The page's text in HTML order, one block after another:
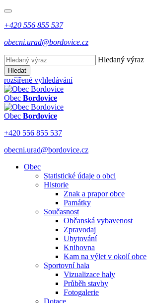
+420 556 855 537
obecni.urad@bordovice.cz
Hledaný výraz
Hledat
rozšířené vyhledávání
Obec Bordovice
Obec Bordovice
+420 556 855 537
obecni.urad@bordovice.cz
Obec
Statistické údaje o obci
Historie
Znak a prapor obce
Památky
Současnost
Občanská vybavenost
Zpravodaj
Ubytování
Knihovna
Kam na výlet v okolí obce
Sportovní hala
Vizualizace haly
Průběh stavby
Fotogalerie
Dotace